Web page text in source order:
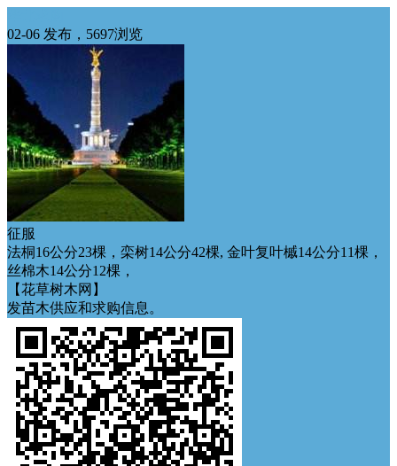
02-06 发布，5697浏览
征服
法桐16公分23棵，栾树14公分42棵, 金叶复叶槭14公分11棵，
丝棉木14公分12棵，
【花草树木网】
发苗木供应和求购信息。